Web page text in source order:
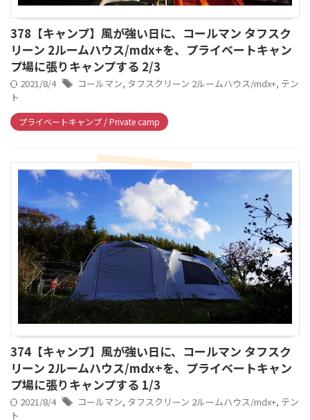
378【キャンプ】風が強い日に、コールマン タフスク
リーン 2ルームハウス/mdx+を、プライベートキャン
プ場に張りキャンプする 2/3
2021/8/4 コールマン, タフスクリーン 2ルームハウス/mdx+, テン
ト
プライベートキャンプ / Private camp
374【キャンプ】風が強い日に、コールマン タフスク
リーン 2ルームハウス/mdx+を、プライベートキャン
プ場に張りキャンプする 1/3
2021/8/4 コールマン, タフスクリーン 2ルームハウス/mdx+, テン
ト